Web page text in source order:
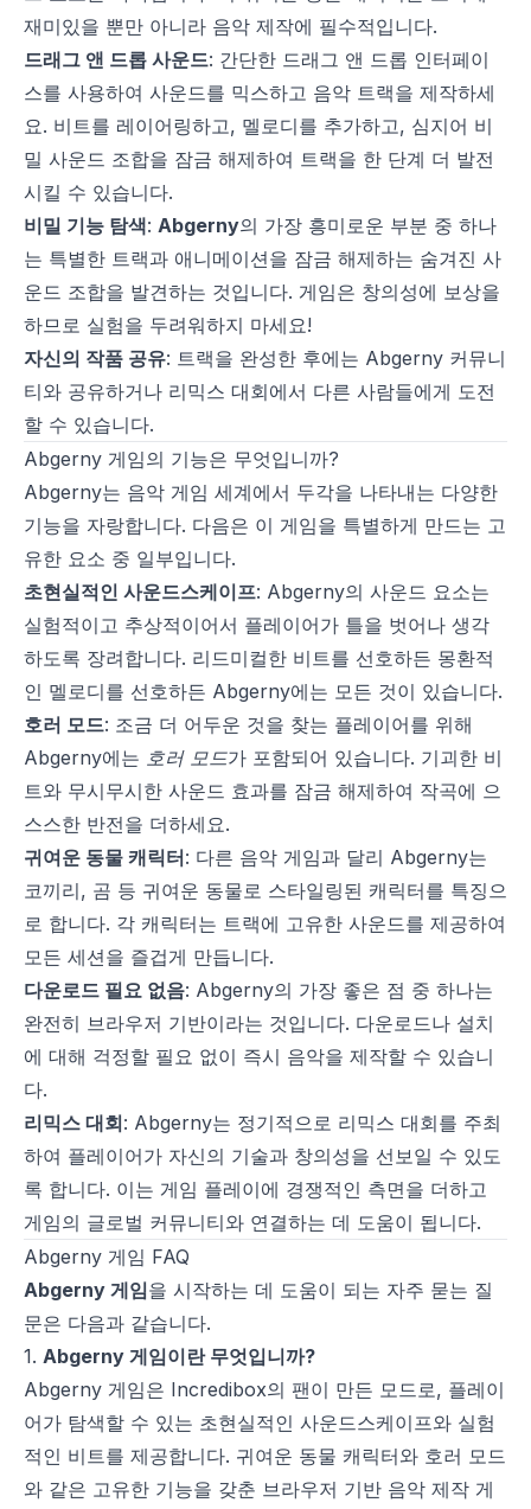
재미있을 뿐만 아니라 음악 제작에 필수적입니다.
드래그 앤 드롭 사운드: 간단한 드래그 앤 드롭 인터페이
스를 사용하여 사운드를 믹스하고 음악 트랙을 제작하세
요. 비트를 레이어링하고, 멜로디를 추가하고, 심지어 비
밀 사운드 조합을 잠금 해제하여 트랙을 한 단계 더 발전
시킬 수 있습니다.
비밀 기능 탐색: Abgerny의 가장 흥미로운 부분 중 하나
는 특별한 트랙과 애니메이션을 잠금 해제하는 숨겨진 사
운드 조합을 발견하는 것입니다. 게임은 창의성에 보상을
하므로 실험을 두려워하지 마세요!
자신의 작품 공유: 트랙을 완성한 후에는 Abgerny 커뮤니
티와 공유하거나 리믹스 대회에서 다른 사람들에게 도전
할 수 있습니다.
Abgerny 게임의 기능은 무엇입니까?
Abgerny는 음악 게임 세계에서 두각을 나타내는 다양한
기능을 자랑합니다. 다음은 이 게임을 특별하게 만드는 고
유한 요소 중 일부입니다.
초현실적인 사운드스케이프: Abgerny의 사운드 요소는
실험적이고 추상적이어서 플레이어가 틀을 벗어나 생각
하도록 장려합니다. 리드미컬한 비트를 선호하든 몽환적
인 멜로디를 선호하든 Abgerny에는 모든 것이 있습니다.
호러 모드: 조금 더 어두운 것을 찾는 플레이어를 위해
Abgerny에는 호러 모드가 포함되어 있습니다. 기괴한 비
트와 무시무시한 사운드 효과를 잠금 해제하여 작곡에 으
스스한 반전을 더하세요.
귀여운 동물 캐릭터: 다른 음악 게임과 달리 Abgerny는
코끼리, 곰 등 귀여운 동물로 스타일링된 캐릭터를 특징으
로 합니다. 각 캐릭터는 트랙에 고유한 사운드를 제공하여
모든 세션을 즐겁게 만듭니다.
다운로드 필요 없음: Abgerny의 가장 좋은 점 중 하나는
완전히 브라우저 기반이라는 것입니다. 다운로드나 설치
에 대해 걱정할 필요 없이 즉시 음악을 제작할 수 있습니
다.
리믹스 대회: Abgerny는 정기적으로 리믹스 대회를 주최
하여 플레이어가 자신의 기술과 창의성을 선보일 수 있도
록 합니다. 이는 게임 플레이에 경쟁적인 측면을 더하고
게임의 글로벌 커뮤니티와 연결하는 데 도움이 됩니다.
Abgerny 게임 FAQ
Abgerny 게임을 시작하는 데 도움이 되는 자주 묻는 질
문은 다음과 같습니다.
1. Abgerny 게임이란 무엇입니까?
Abgerny 게임은 Incredibox의 팬이 만든 모드로, 플레이
어가 탐색할 수 있는 초현실적인 사운드스케이프와 실험
적인 비트를 제공합니다. 귀여운 동물 캐릭터와 호러 모드
와 같은 고유한 기능을 갖춘 브라우저 기반 음악 제작 게